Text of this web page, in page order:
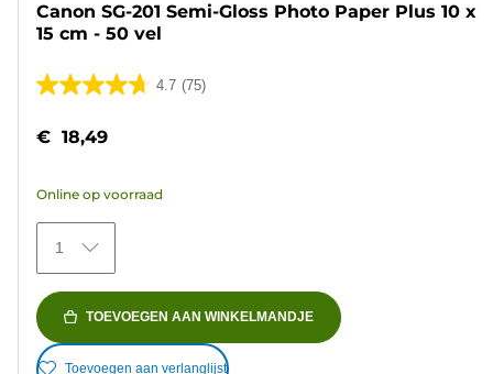
Canon SG-201 Semi-Gloss Photo Paper Plus 10 x
15 cm - 50 vel
4.7 (75)
4.7
de
sterren.
75
beoordelingen
€ 18,49
Online op voorraad
1
TOEVOEGEN AAN WINKELMANDJE
Toevoegen aan verlanglijst